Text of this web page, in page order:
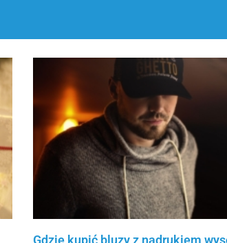
Gdzie kupić bluzy z nadrukiem